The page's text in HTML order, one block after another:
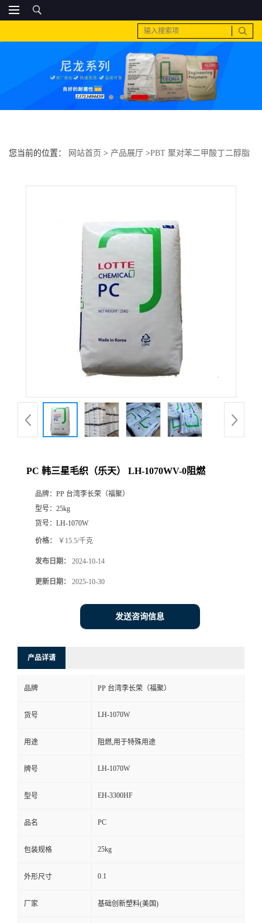
您当前的位置： 网站首页 > 产品展厅 >PBT 聚对苯二甲酸丁二醇脂
PC 韩三星毛织（乐天） LH-1070WV-0阻燃
品牌： PP 台湾李长荣（福聚）
型号： 25kg
货号： LH-1070W
价格： ￥15.5/千克
发布日期： 2024-10-14
更新日期： 2025-10-30
发送咨询信息
产品详请
品牌 PP 台湾李长荣（福聚）
货号 LH-1070W
用途 阻燃,用于特殊用途
牌号 LH-1070W
型号 EH-3300HF
品名 PC
包装规格 25kg
外形尺寸 0.1
厂家 基础创新塑料(美国)